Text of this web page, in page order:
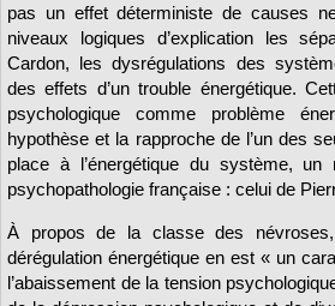
pas un effet déterministe de causes
niveaux logiques d’explication les
Cardon, les dysrégulations des
des effets d’un trouble énergétique.
psychologique comme problème
hypothèse et la rapproche de l’un des
place à l’énergétique du système,
psychopathologie française : celui de
À propos de la classe des
dérégulation énergétique en est « un
l’abaissement de la tension